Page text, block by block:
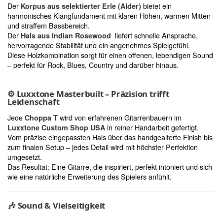
Der Korpus aus selektierter Erle (Alder) bietet ein
harmonisches Klangfundament mit klaren Höhen, warmen Mitten
und straffem Bassbereich.
Der Hals aus Indian Rosewood liefert schnelle Ansprache,
hervorragende Stabilität und ein angenehmes Spielgefühl.
Diese Holzkombination sorgt für einen offenen, lebendigen Sound
– perfekt für Rock, Blues, Country und darüber hinaus.
⚙️ Luxxtone Masterbuilt – Präzision trifft
Leidenschaft
Jede Choppa T wird von erfahrenen Gitarrenbauern im
Luxxtone Custom Shop USA in reiner Handarbeit gefertigt.
Vom präzise eingepassten Hals über das handgealterte Finish bis
zum finalen Setup – jedes Detail wird mit höchster Perfektion
umgesetzt.
Das Resultat: Eine Gitarre, die inspiriert, perfekt intoniert und sich
wie eine natürliche Erweiterung des Spielers anfühlt.
🎶Sound & Vielseitigkeit